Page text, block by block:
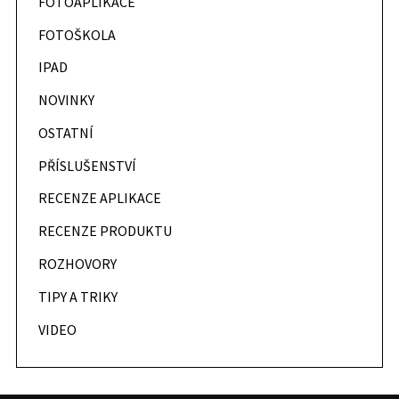
FOTOŠKOLA
IPAD
NOVINKY
OSTATNÍ
PŘÍSLUŠENSTVÍ
RECENZE APLIKACE
RECENZE PRODUKTU
ROZHOVORY
TIPY A TRIKY
VIDEO